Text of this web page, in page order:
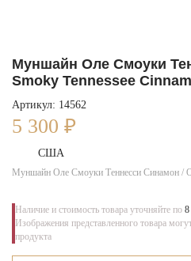
Муншайн Оле Смоуки
Smoky Tennessee
Артикул: 14562
5 300 ₽
США
Муншайн Оле Смоуки Теннесси Синамон /
Наличие и стоимость товара уточняйте по
Изображения представленного товара
продукта